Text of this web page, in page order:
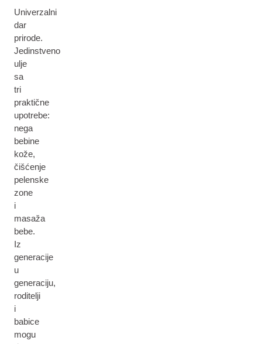
Univerzalni
dar
prirode.
Jedinstveno
ulje
sa
tri
praktične
upotrebe:
nega
bebine
kože,
čišćenje
pelenske
zone
i
masaža
bebe.
Iz
generacije
u
generaciju,
roditelji
i
babice
mogu